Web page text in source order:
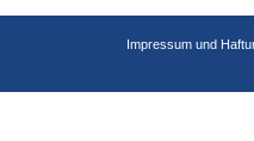
Impressum und